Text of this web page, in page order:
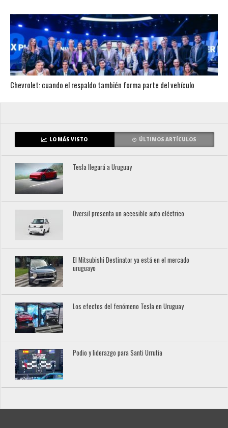
Chevrolet: cuando el respaldo también forma parte del vehículo
LO MÁS VISTO ÚLTIMOS ARTÍCULOS
Tesla llegará a Uruguay
Oversil presenta un accesible auto eléctrico
El Mitsubishi Destinator ya está en el mercado
uruguayo
Los efectos del fenómeno Tesla en Uruguay
Podio y liderazgo para Santi Urrutia